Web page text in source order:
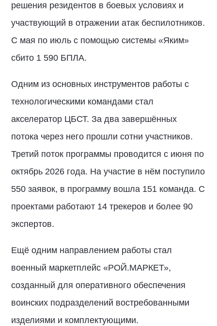
решения резидентов в боевых условиях и
участвующий в отражении атак беспилотников.
С мая по июль с помощью системы «Яким»
сбито 1 590 БПЛА.
Одним из основных инструментов работы с
технологическими командами стал
акселератор ЦБСТ. За два завершённых
потока через него прошли сотни участников.
Третий поток программы проводится с июня по
октябрь 2026 года. На участие в нём поступило
550 заявок, в программу вошла 151 команда. С
проектами работают 14 трекеров и более 90
экспертов.
Ещё одним направлением работы стал
военный маркетплейс «РОЙ.МАРКЕТ»,
созданный для оперативного обеспечения
воинских подразделений востребованными
изделиями и комплектующими.